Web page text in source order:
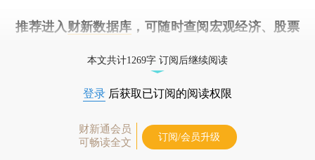
推荐进入 财新数据库 ，可随时查阅宏观经济、股票
本文共计1269字 订阅后继续阅读
登录 后获取已订阅的阅读权限
财新通会员
可畅读全文
订阅/会员升级